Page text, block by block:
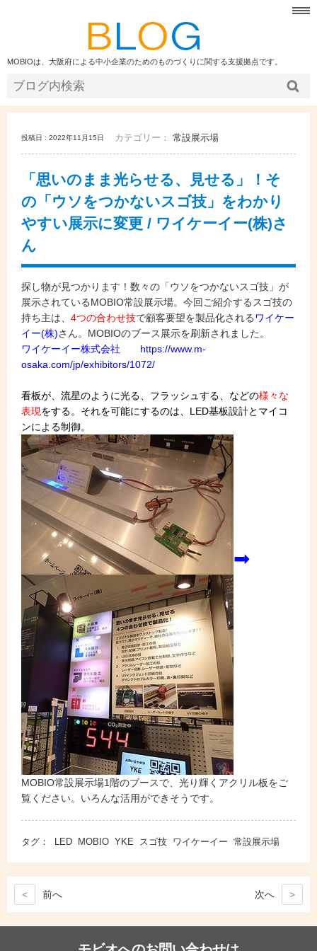
MOBIOは、大阪府による中小企業のためのものづくりに関する支援拠点です。
投稿日 : 2022年11月15日 カテゴリー： 常設展示場
「思いのまま光らせる、見せる」！そ
の「ウソをつかないスゴ技」をわかり
やすい展示に変更 / ワイケーイー(株)さ
ん
探し物が見つかります！数々の「ウソをつかないスゴ技」が
展示されているMOBIO常設展示場。今回ご紹介するスゴ技の
持ち主は、 4つの合わせ技で顧客要望を製品化されるワイケー
イー(株)さん。MOBIOのブース展示を刷新されました。
ワイケーイー株式会社 https://www.m-
osaka.com/jp/exhibitors/1072/
看板が、流星のように光る、フラッシュする、などの様々な
表現をする。それを可能にするのは、LED基板設計とマイコ
ンによる制御。
➡
MOBIO常設展示場1階のブースで、光り輝くアクリル板をご
覧ください。いろんな活用ができそうです。
タグ： LED MOBIO YKE スゴ技 ワイケーイー 常設展示場
< 前へ 次へ >